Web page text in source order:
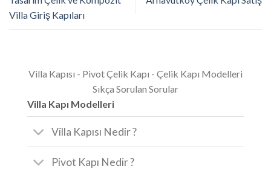
Villa Giriş Kapıları
Villa Kapısı - Pivot Çelik Kapı - Çelik Kapı Modelleri
Sıkça Sorulan Sorular
Villa Kapı Modelleri
Villa Kapısı Nedir ?
Pivot Kapı Nedir ?